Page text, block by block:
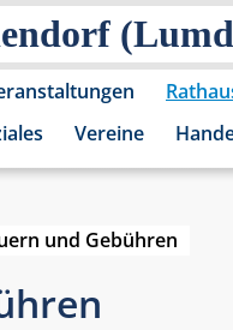
Vereine
und Gebühren